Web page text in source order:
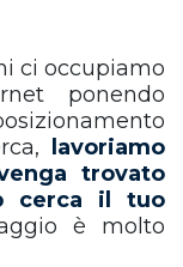
ci occupiamo
ponendo
lavoriamo
trovato
cerca il tuo
è molto